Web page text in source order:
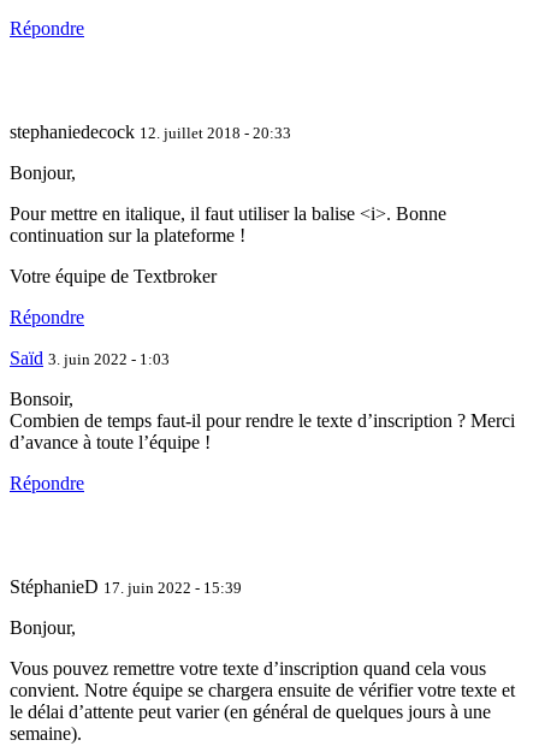
Répondre
stephaniedecock 12. juillet 2018 - 20:33
Bonjour,
Pour mettre en italique, il faut utiliser la balise <i>. Bonne
continuation sur la plateforme !
Votre équipe de Textbroker
Répondre
Saïd 3. juin 2022 - 1:03
Bonsoir,
Combien de temps faut-il pour rendre le texte d’inscription ? Merci
d’avance à toute l’équipe !
Répondre
StéphanieD 17. juin 2022 - 15:39
Bonjour,
Vous pouvez remettre votre texte d’inscription quand cela vous
convient. Notre équipe se chargera ensuite de vérifier votre texte et
le délai d’attente peut varier (en général de quelques jours à une
semaine).